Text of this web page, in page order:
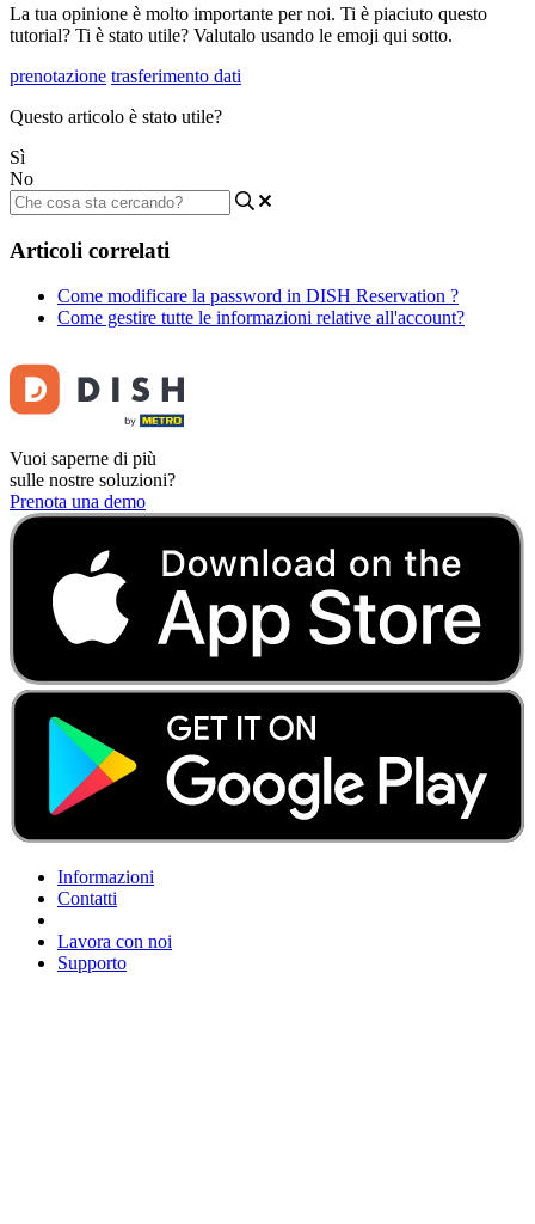
La tua opinione è molto importante per noi. Ti è piaciuto questo
tutorial? Ti è stato utile? Valutalo usando le emoji qui sotto.
prenotazione trasferimento dati
Questo articolo è stato utile?
Sì
No
Articoli correlati
Come modificare la password in DISH Reservation ?
Come gestire tutte le informazioni relative all'account?
Vuoi saperne di più
sulle nostre soluzioni?
Prenota una demo
Informazioni
Contatti
Lavora con noi
Supporto